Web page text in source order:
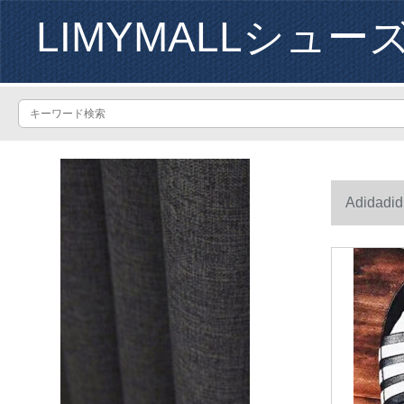
LIMYMALLシュー